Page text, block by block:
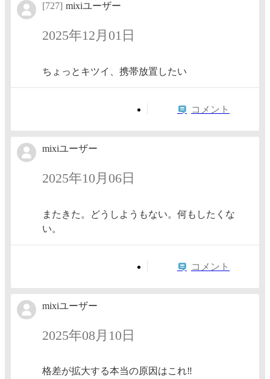
[727] mixiユーザー
2025年12月01日
ちょっとキツイ、携帯放置したい
コメント
mixiユーザー
2025年10月06日
またきた。どうしようもない。何もしたくな
い。
コメント
mixiユーザー
2025年08月10日
格差が拡大する本当の原因はこれ‼️